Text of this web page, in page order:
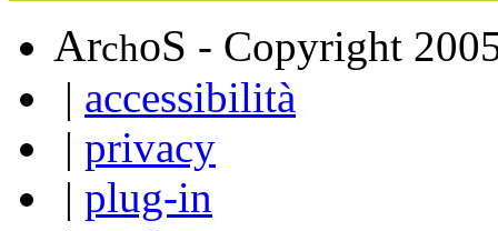
ArchoS - Copyright
| accessibilità
| privacy
| plug-in